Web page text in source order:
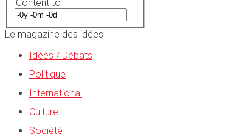
Content to
Le magazine des idées
Idées / Débats
Politique
International
Culture
Société